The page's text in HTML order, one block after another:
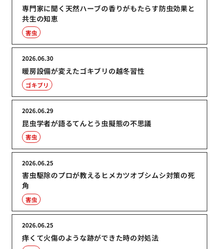
専門家に聞く天然ハーブの香りがもたらす防虫効果と
共生の知恵
害虫
暖房設備が変えたゴキブリの越冬習性
2026.06.30
ゴキブリ
昆虫学者が語るてんとう虫擬態の不思議
2026.06.29
害虫
害虫駆除のプロが教えるヒメカツオブシムシ対策の死
角
2026.06.25
害虫
痒くて火傷のような跡ができた時の対処法
2026.06.25